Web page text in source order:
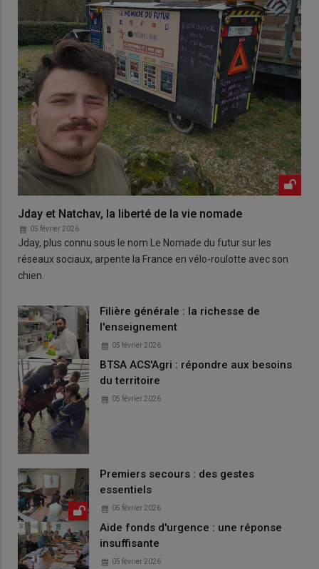
Jday et Natchav, la liberté de la vie nomade
05 février 2026
Jday, plus connu sous le nom Le Nomade du futur sur les
réseaux sociaux, arpente la France en vélo-roulotte avec son
chien.
Filière générale : la richesse de
l'enseignement
05 février 2026
BTSA ACS'Agri : répondre aux besoins
du territoire
05 février 2026
Premiers secours : des gestes
essentiels
05 février 2026
Aide fonds d'urgence : une réponse
insuffisante
05 février 2026